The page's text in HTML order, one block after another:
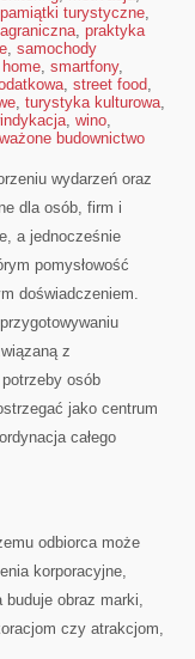
pamiątki turystyczne,
, praktyka
, samochody
, smartfony,
, street food,
, turystyka kulturowa,
, wino,
budownictwo
wydarzeń oraz
dla osób, firm i
a jednocześnie
pomysłowość
doświadczeniem.
z
osób
jako centrum
całego
odbiorca może
korporacyjne,
obraz marki,
czy atrakcjom,